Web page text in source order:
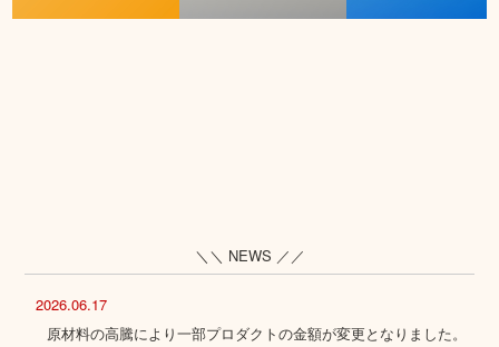
＼＼ NEWS ／／
2026.06.17
原材料の高騰により一部プロダクトの金額が変更となりました。